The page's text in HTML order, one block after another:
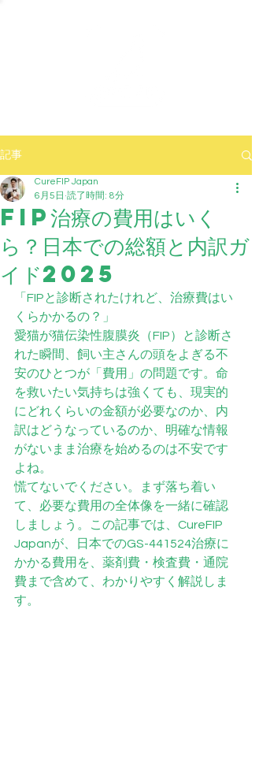
記事
FIP治療の費用はいく
ら？日本での総額と内訳ガ
イド2025
CureFIP Japan
6月5日 読了時間: 8分
「FIPと診断されたけれど、治療費はい
くらかかるの？」
愛猫が猫伝染性腹膜炎（FIP）と診断さ
れた瞬間、飼い主さんの頭をよぎる不
安のひとつが「費用」の問題です。命
を救いたい気持ちは強くても、現実的
にどれくらいの金額が必要なのか、内
訳はどうなっているのか、明確な情報
がないまま治療を始めるのは不安です
よね。
慌てないでください。まず落ち着い
て、必要な費用の全体像を一緒に確認
しましょう。この記事では、CureFIP
Japanが、日本でのGS-441524治療に
かかる費用を、薬剤費・検査費・通院
費まで含めて、わかりやすく解説しま
す。